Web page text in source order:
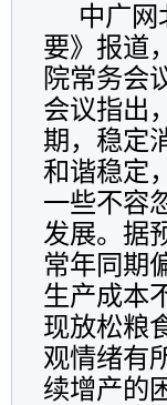
中广网
要》报道
院常务会
会议指出
期，稳定
和谐稳定
一些不容
发展。据
常年同期
生产成本
现放松粮
观情绪有
续增产的